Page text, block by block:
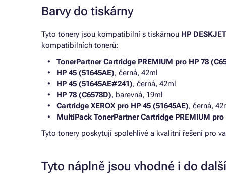
Barvy do tiskárny
Tyto tonery jsou kompatibilní s tiskárnou HP
kompatibilních tonerů:
TonerPartner Cartridge PREMIUM pro HP 78
HP 45 (51645AE), černá, 42ml
HP 45 (51645AE#241), černá, 42ml
HP 78 (C6578D), barevná, 19ml
Cartridge XEROX pro HP 45 (51645AE), černá,
MultiPack TonerPartner Cartridge PREMIUM pro
Tyto tonery poskytují spolehlivé a kvalitní řešení pro
Tyto náplně jsou vhodné i do